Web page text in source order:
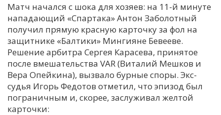
К
М
У
Х
Ч
Матч начался с шока для хозяев: на 11-й минуте
нападающий «Спартака» Антон Заболотный
получил прямую красную карточку за фол на
защитнике «Балтики» Мингияне Бевееве.
Решение арбитра Сергея Карасева, принятое
после вмешательства VAR (Виталий Мешков и
Вера Опейкина), вызвало бурные споры. Экс-
судья Игорь Федотов отметил, что эпизод был
пограничным и, скорее, заслуживал желтой
карточки: